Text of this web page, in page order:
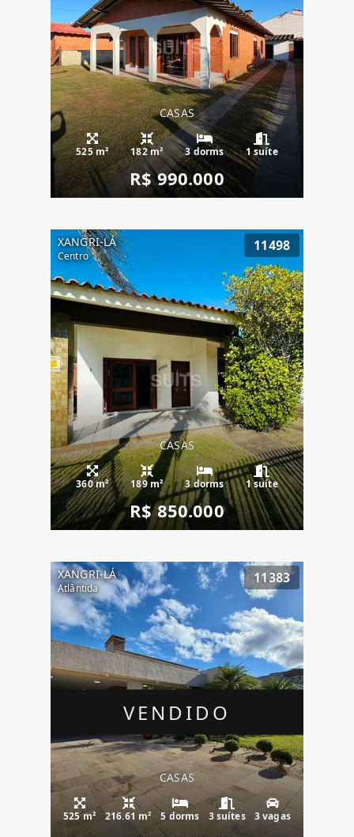
CASAS
525 m² 182 m² 3 dorms 1 suíte
R$ 990.000
XANGRI-LÁ
Centro
11498
CASAS
360 m² 189 m² 3 dorms 1 suíte
R$ 850.000
VENDIDO
XANGRI-LÁ
Atlântida
11383
CASAS
525 m² 216.61 m² 5 dorms 3 suítes 3 vagas